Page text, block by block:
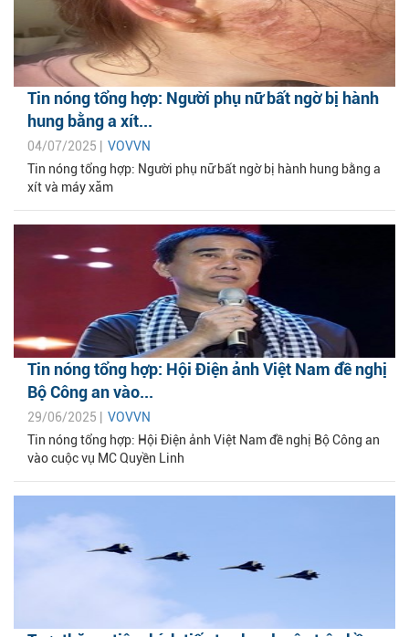
Tin nóng tổng hợp: Người phụ nữ bất ngờ bị hành
hung bằng a xít...
04/07/2025 | VOVVN
Tin nóng tổng hợp: Người phụ nữ bất ngờ bị hành hung bằng a
xít và máy xăm
Tin nóng tổng hợp: Hội Điện ảnh Việt Nam đề nghị
Bộ Công an vào...
29/06/2025 | VOVVN
Tin nóng tổng hợp: Hội Điện ảnh Việt Nam đề nghị Bộ Công an
vào cuộc vụ MC Quyền Linh